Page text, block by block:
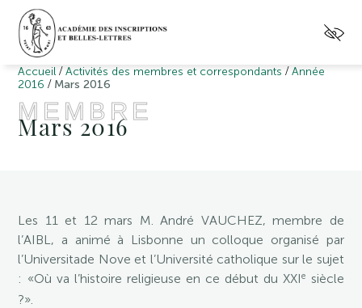
Accueil /Activités des membres et correspondants /Année
2016 / Mars 2016
MEMBRE
Mars 2016
Les 11 et 12 mars M. André VAUCHEZ, membre de
l’AIBL, a animé à Lisbonne un colloque organisé par
l’Universitade Nove et l’Université catholique sur le sujet
: «Où va l’histoire religieuse en ce début du XXIe siècle
?».